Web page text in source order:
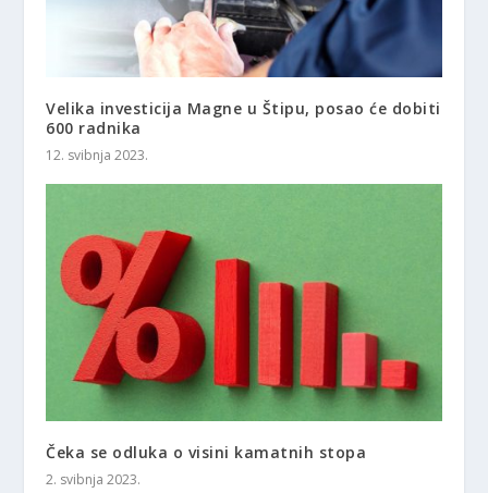
Velika investicija Magne u Štipu, posao će dobiti
600 radnika
12. svibnja 2023.
Čeka se odluka o visini kamatnih stopa
2. svibnja 2023.